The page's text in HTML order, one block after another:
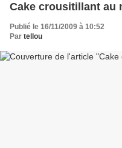
Cake crousitillant au
Publié le 16/11/2009 à 10:52
Par tellou